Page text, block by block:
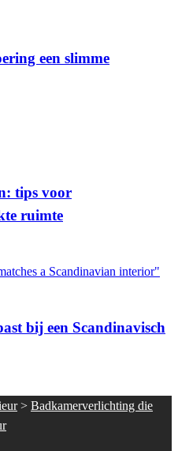
een slimme
tips voor
ruimte
bij een Scandinavisch
> Badkamerverlichting die